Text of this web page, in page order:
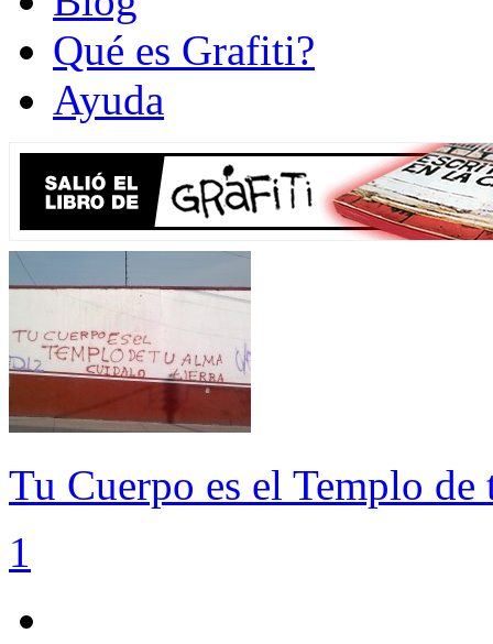
Qué es Grafiti?
Ayuda
Tu Cuerpo es el Templo
1